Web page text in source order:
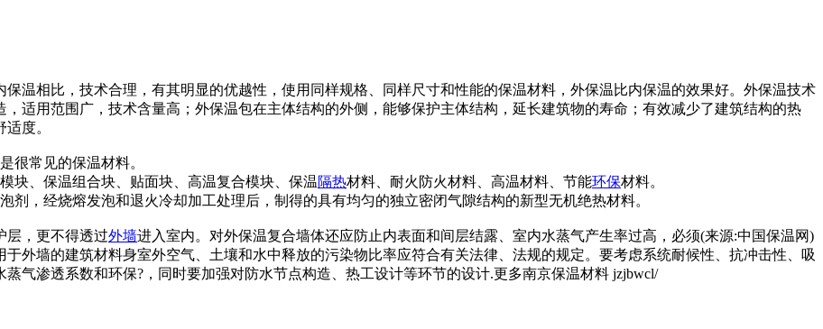
保温相比，技术合理，有其明显的优越性，使用同样规格、同样尺寸和性能的保温材料，外保温比内保温的效果好。外保温技术
适用范围广，技术含量高；外保温包在主体结构的外侧，能够保护主体结构，延长建筑物的寿命；有效减少了建筑结构的热
度。
很常见的保温材料。
块、保温组合块、贴面块、高温复合模块、保温隔热材料、耐火防火材料、高温材料、节能环保材料。
剂，经烧熔发泡和退火冷却加工处理后，制得的具有均匀的独立密闭气隙结构的新型无机绝热材料。
层，更不得透过外墙进入室内。对外保温复合墙体还应防止内表面和间层结露、室内水蒸气产生率过高，必须(来源:中国保温网)
外墙的建筑材料身室外空气、土壤和水中释放的污染物比率应符合有关法律、法规的规定。要考虑系统耐候性、抗冲击性、吸
气渗透系数和环保?，同时要加强对防水节点构造、热工设计等环节的设计.更多南京保温材料 jzjbwcl/